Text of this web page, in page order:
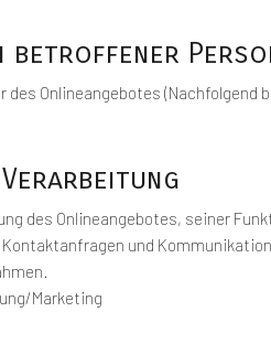
betroffener
des Onlineangebotes (Nachfolgend
des Onlineangebotes, seiner
und
Marketing